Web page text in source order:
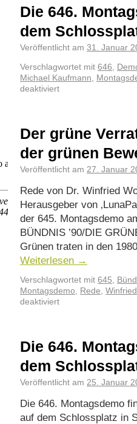
Die 646.
dem
Veröffentlicht am 31. Januar
Verschlagwortet mit 646,
Michael Kaufmann,
deaktiviert
Der grüne
der grünen
Veröffentlicht am 27. Januar
Rede von Dr. Winfried
Herausgeber von
der 645. Montagsdemo
BÜNDNIS ’90/DIE
Grünen traten in den
Weiterlesen →
Verschlagwortet mit 645,
Montagsdemo, Rede,
deaktiviert
Die 646.
dem
Veröffentlicht am 25. Januar
Die 646. Montagsdemo
auf dem Schlossplatz in